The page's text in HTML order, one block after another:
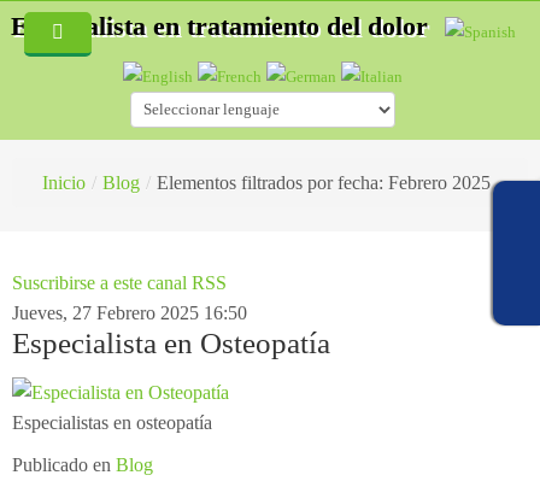
Servicios
Hernias discales
Accidentes de tráfico
Lesiones deportivas
Acupuntura
Fisioterapia
¿Cómo es una consulta de fisioterapia?
Acupuntura
¿Cómo es una consulta de acupuntura?
Auriculoterapia
Osteopatía
¿Qué es la esteopatía?
Masaje Terapéutico
Especialista en tratamiento del dolor
Inicio / Blog / Elementos filtrados por fecha: Febrero 2025
Suscribirse a este canal RSS
Jueves, 27 Febrero 2025 16:50
Especialista en Osteopatía
Especialistas en osteopatía
Publicado en Blog